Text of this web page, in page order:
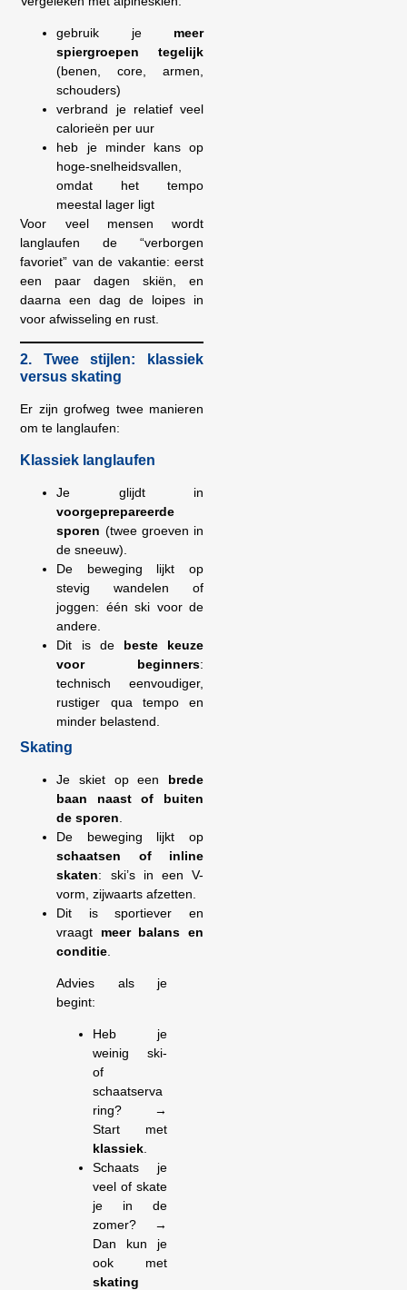
gebruik je meer
spiergroepen tegelijk
(benen, core, armen,
schouders)
verbrand je relatief veel
calorieën per uur
heb je minder kans op
hoge-snelheidsvallen,
omdat het tempo
meestal lager ligt
Voor veel mensen wordt
langlaufen de “verborgen
favoriet” van de vakantie: eerst
een paar dagen skiën, en
daarna een dag de loipes in
voor afwisseling en rust.
2. Twee stijlen: klassiek
versus skating
Er zijn grofweg twee manieren
om te langlaufen:
Klassiek langlaufen
Je glijdt in
voorgeprepareerde
sporen (twee groeven in
de sneeuw).
De beweging lijkt op
stevig wandelen of
joggen: één ski voor de
andere.
Dit is de beste keuze
voor beginners:
technisch eenvoudiger,
rustiger qua tempo en
minder belastend.
Skating
Je skiet op een brede
baan naast of buiten
de sporen
De beweging lijkt op
schaatsen of inline
skaten: ski’s in een V-
vorm, zijwaarts afzetten.
Dit is sportiever en
vraagt meer balans en
conditie
Advies als je
begint:
Heb je
weinig ski-
of
schaatserva
ring? →
Start met
klassiek
Schaats je
veel of skate
je in de
zomer? →
Dan kun je
ook met
skating